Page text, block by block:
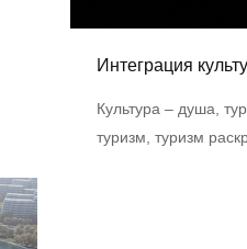
Интеграция
Культура – душа,
туризм, туризм